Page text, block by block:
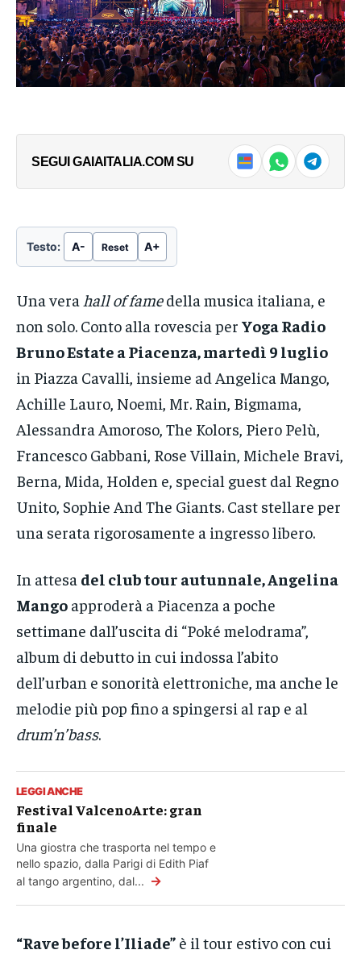
SEGUI GAIAITALIA.COM SU
Testo: A- Reset A+
Una vera hall of famedella musica italiana, e
non solo. Conto alla rovescia per Yoga Radio
Bruno Estate a Piacenza, martedì 9 luglio
in Piazza Cavalli, insieme ad Angelica Mango,
Achille Lauro, Noemi, Mr. Rain, Bigmama,
Alessandra Amoroso, The Kolors, Piero Pelù,
Francesco Gabbani, Rose Villain, Michele Bravi,
Berna, Mida, Holden e, special guest dal Regno
Unito, Sophie And The Giants. Cast stellare per
una serata rigorosamente a ingresso libero.
In attesa del club tour autunnale, Angelina
Mango approderà a Piacenza a poche
settimane dall’uscita di “Poké melodrama”,
album di debutto in cui indossa l’abito
dell’urban e sonorità elettroniche, ma anche le
melodie più pop fino a spingersi al rap e al
drum’n’bass.
LEGGI ANCHE
Festival ValcenoArte: gran
finale
Una giostra che trasporta nel tempo e
nello spazio, dalla Parigi di Edith Piaf
al tango argentino, dal... →
“Rave before l’Iliade” è il tour estivo con cui